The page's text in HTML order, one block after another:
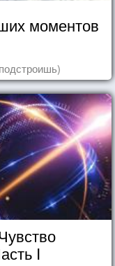
моментов
I